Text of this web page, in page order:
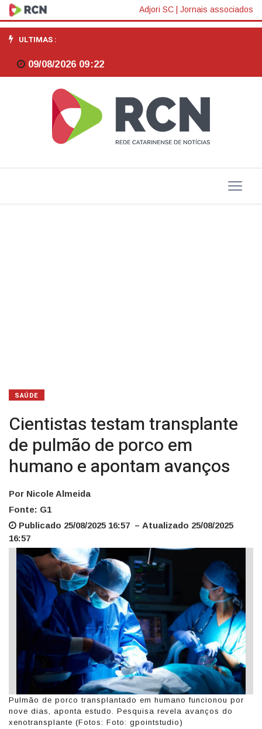
Cientistas
testam
transplante
pulmão
porco
Adjori SC Jornais associados
ULTIMAS :
09/08/2026 09:22
SAÚDE
Cientistas testam transplante
de pulmão de porco em
humano e apontam avanços
Por Nicole Almeida
Fonte: G1
Publicado 25/08/2025 16:57 – Atualizado 25/08/2025
16:57
Pulmão de porco transplantado em humano funcionou por
nove dias, aponta estudo. Pesquisa revela avanços do
xenotransplante (Fotos: Foto: gpointstudio)